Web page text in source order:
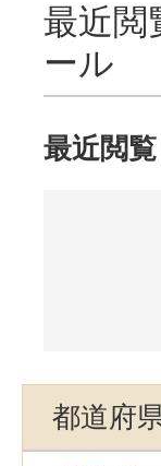
最近閲
ール
最近閲
都道府